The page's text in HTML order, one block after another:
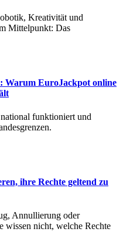
Kreativität und
Mittelpunkt: Das
Warum EuroJackpot online
funktioniert und
ihre Rechte geltend zu
Annullierung oder
wissen nicht, welche Rechte